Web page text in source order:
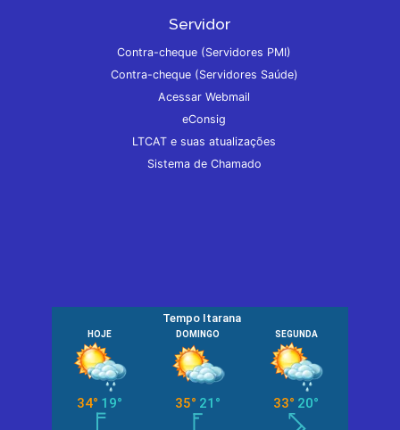
Servidor
Contra-cheque (Servidores PMI)
Contra-cheque (Servidores Saúde)
Acessar Webmail
eConsig
LTCAT e suas atualizações
Sistema de Chamado